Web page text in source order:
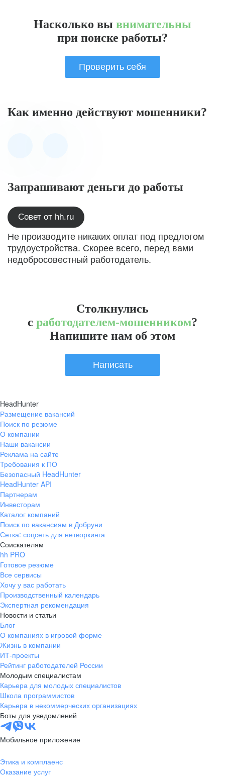
Насколько вы внимательны
при поиске работы?
Проверить себя
Как именно действуют мошенники?
Запрашивают деньги до работы
Совет от hh.ru
Не производите никаких оплат под предлогом
трудоустройства. Скорее всего, перед вами
недобросовестный работодатель.
Столкнулись
с работодателем-мошенником?
Напишите нам об этом
Написать
HeadHunter
Размещение вакансий
Поиск по резюме
О компании
Наши вакансии
Реклама на сайте
Требования к ПО
Безопасный HeadHunter
HeadHunter API
Партнерам
Инвесторам
Каталог компаний
Поиск по вакансиям в Добруни
Сетка: соцсеть для нетворкинга
Соискателям
hh PRO
Готовое резюме
Все сервисы
Хочу у вас работать
Производственный календарь
Экспертная рекомендация
Новости и статьи
Блог
О компаниях в игровой форме
Жизнь в компании
ИТ-проекты
Рейтинг работодателей России
Молодым специалистам
Карьера для молодых специалистов
Школа программистов
Карьера в некоммерческих организациях
Боты для уведомлений
Мобильное приложение
Этика и комплаенс
Оказание услуг